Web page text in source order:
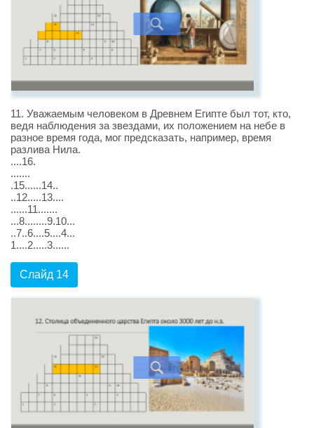
11. Уважаемым человеком в Древнем Египте был тот, кто,
ведя наблюдения за звездами, их положением на небе в
разное время года, мог предсказать, например, время
разлива Нила.
....16.
.......
.15......14..
..12.....13....
......11.......
...8........9.10...
..7..6....5....4...
1....2.....3......
Слайд 14